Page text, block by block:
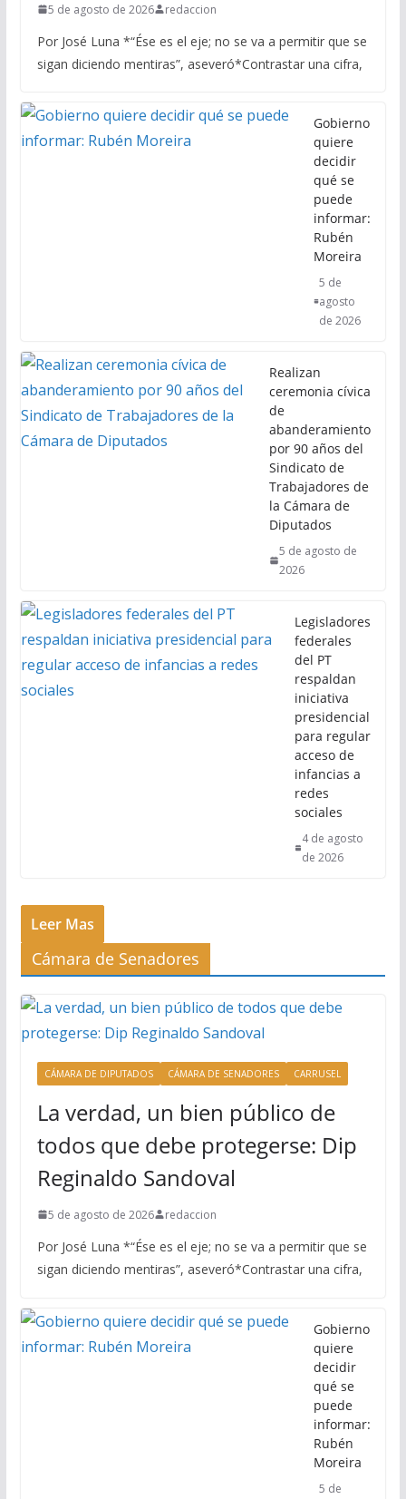
5 de agosto de 2026 redaccion
Por José Luna *“Ése es el eje; no se va a permitir que se
sigan diciendo mentiras”, aseveró*Contrastar una cifra,
Gobierno
quiere
decidir
qué se
puede
informar:
Rubén
Moreira
5 de
agosto
de 2026
Realizan
ceremonia cívica
de
abanderamiento
por 90 años del
Sindicato de
Trabajadores de
la Cámara de
Diputados
5 de agosto de
2026
Legisladores
federales
del PT
respaldan
iniciativa
presidencial
para regular
acceso de
infancias a
redes
sociales
4 de agosto
de 2026
Leer Mas
Cámara de Senadores
CÁMARA DE DIPUTADOS CÁMARA DE SENADORES CARRUSEL
La verdad, un bien público de
todos que debe protegerse: Dip
Reginaldo Sandoval
5 de agosto de 2026 redaccion
Por José Luna *“Ése es el eje; no se va a permitir que se
sigan diciendo mentiras”, aseveró*Contrastar una cifra,
Gobierno
quiere
decidir
qué se
puede
informar:
Rubén
Moreira
5 de